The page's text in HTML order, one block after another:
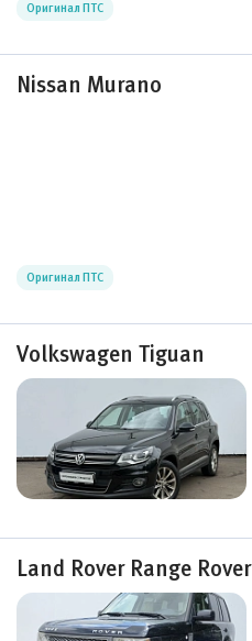
Оригинал ПТС
Nissan Murano
Оригинал ПТС
Volkswagen Tiguan
Land Rover Range Rover